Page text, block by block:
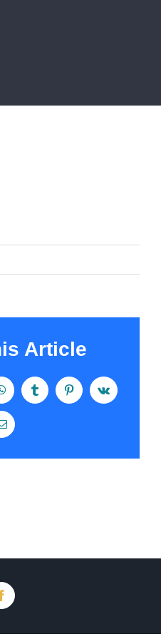
Article
WhatsAppTumblrPinterestVk
Email
Facebook